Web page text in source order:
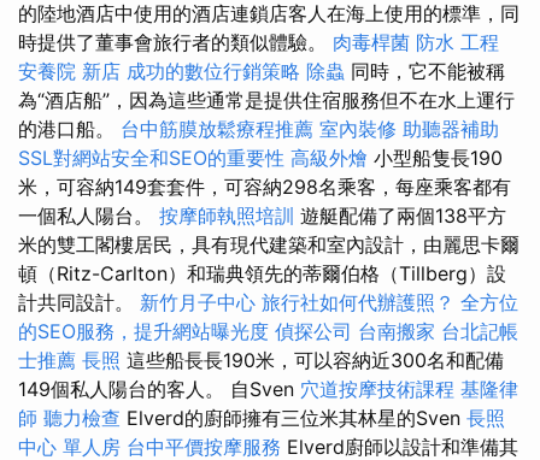
的陸地酒店中使用的酒店連鎖店客人在海上使用的標準，同
時提供了董事會旅行者的類似體驗。 肉毒桿菌 防水 工程
安養院 新店 成功的數位行銷策略 除蟲 同時，它不能被稱
為“酒店船”，因為這些通常是提供住宿服務但不在水上運行
的港口船。 台中筋膜放鬆療程推薦 室內裝修 助聽器補助
SSL對網站安全和SEO的重要性 高級外燴 小型船隻長190
米，可容納149套套件，可容納298名乘客，每座乘客都有
一個私人陽台。 按摩師執照培訓 遊艇配備了兩個138平方
米的雙工閣樓居民，具有現代建築和室內設計，由麗思卡爾
頓（Ritz-Carlton）和瑞典領先的蒂爾伯格（Tillberg）設
計共同設計。 新竹月子中心 旅行社如何代辦護照？ 全方位
的SEO服務，提升網站曝光度 偵探公司 台南搬家 台北記帳
士推薦 長照 這些船長長190米，可以容納近300名和配備
149個私人陽台的客人。 自Sven 穴道按摩技術課程 基隆律
師 聽力檢查 Elverd的廚師擁有三位米其林星的Sven 長照
中心 單人房 台中平價按摩服務 Elverd廚師以設計和準備其